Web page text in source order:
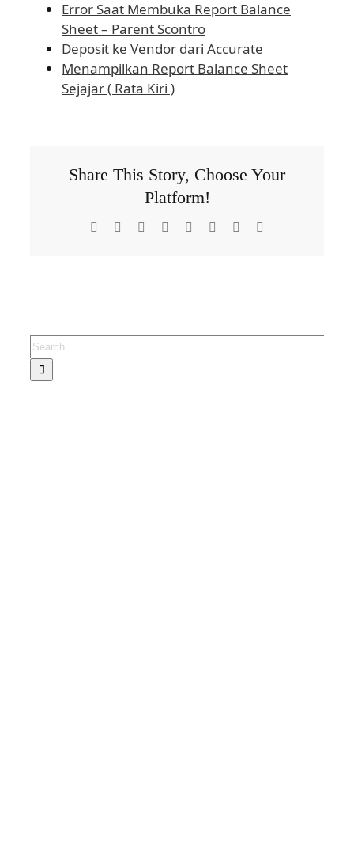
Error Saat Membuka Report Balance
Sheet – Parent Scontro
Deposit ke Vendor dari Accurate
Menampilkan Report Balance Sheet
Sejajar ( Rata Kiri )
Share This Story, Choose Your
Platform!
Facebook Reddit LinkedIn
TumblrPinterest
Search
for: